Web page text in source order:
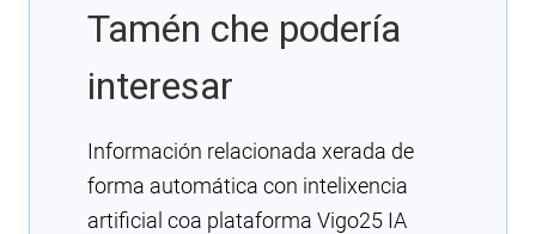
Tamén che podería
interesar
Información relacionada xerada de
forma automática con intelixencia
artificial coa plataforma Vigo25 IA